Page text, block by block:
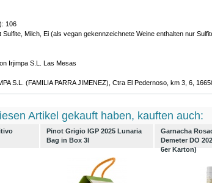
106
Sulfite, Milch, Ei (als vegan gekennzeichnete Weine enthalten nur
Irjimpa S.L. Las Mesas
S.L. (FAMILIA PARRA JIMENEZ), Ctra El Pedernoso, km 3, 6,
Artikel gekauft haben, kauften auch:
Pinot Grigio IGP 2025 Lunaria
Bag in Box 3l
Garnacha
Demeter DO
6er Karton)